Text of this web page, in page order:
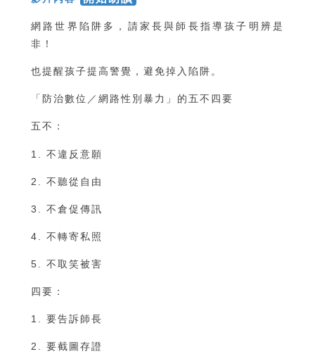
網路世界陷阱多，請家長與師長指導孩子明辨是
非！
也提醒孩子提高警覺，避免掉入陷阱。
「防治數位／網路性別暴力」的五不四要
五不：
1. 不違反意願
2. 不聽從自由
3. 不倉促傳訊
4. 不轉寄私照
5. 不取笑被害
四要：
1. 要告訴師長
2. 要截圖存證